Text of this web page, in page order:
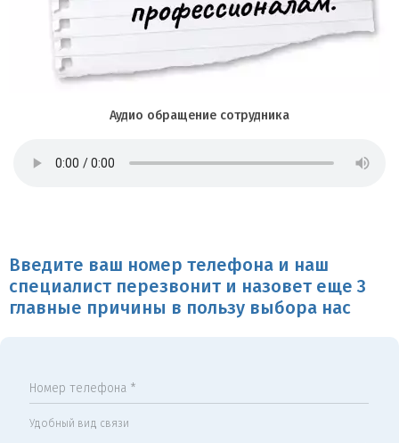
Аудио обращение сотрудника
Введите ваш номер телефона и наш
специалист перезвонит и назовет еще 3
главные причины в пользу выбора нас
Номер телефона *
Удобный вид связи